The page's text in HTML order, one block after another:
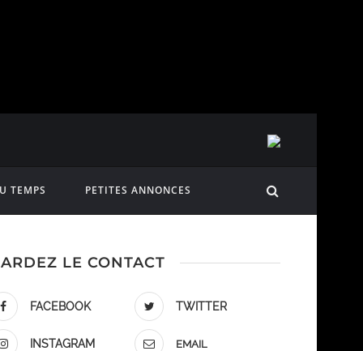
TEMPS PETITES ANNONCES
LE CONTACT
FACEBOOK TWITTER
INSTAGRAM EMAIL